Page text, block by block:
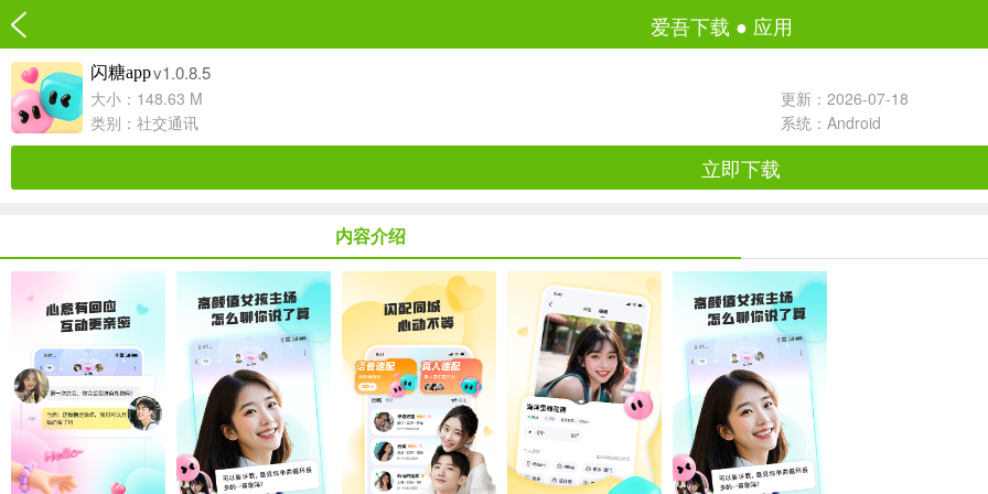
爱吾下载 ● 应用
闪糖appv1.0.8.5
大小：148.63 M
更新：2026-07-18
类别： 社交通讯 系统：Android
立即下载
内容介绍